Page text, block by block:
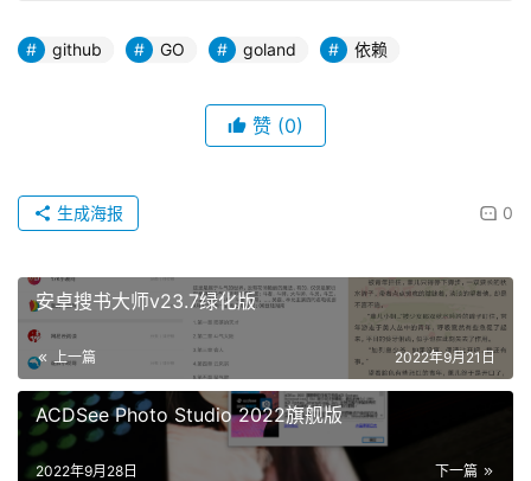
github GO goland 依赖
赞 (0)
0
生成海报
安卓搜书大师v23.7绿化版
上一篇 2022年9月21日
ACDSee Photo Studio 2022旗舰版
下一篇
2022年9月28日